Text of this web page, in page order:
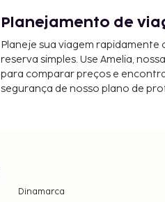
Planejamento de
Planeje sua viagem rapidamente
reserva simples. Use Amelia,
para comparar preços e
segurança de nosso plano de
Dinamarca